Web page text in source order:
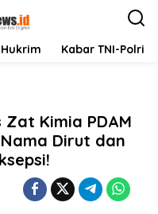
Hukrim Kabar TNI-Polri
Kimia PDAM
Dirut dan